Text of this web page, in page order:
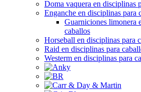
Doma vaquera en disciplinas
Enganche en disciplinas para
Guarniciones limonera
caballos
Horseball en disciplinas para
Raid en disciplinas para
Westerm en disciplinas para